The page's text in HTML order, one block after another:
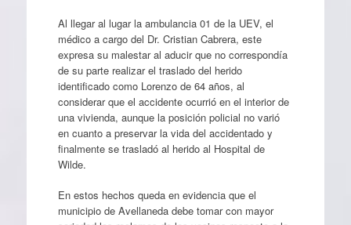
Al llegar al lugar la ambulancia 01 de la UEV, el
médico a cargo del Dr. Cristian Cabrera, este
expresa su malestar al aducir que no correspondía
de su parte realizar el traslado del herido
identificado como Lorenzo de 64 años, al
considerar que el accidente ocurrió en el interior de
una vivienda, aunque la posición policial no varió
en cuanto a preservar la vida del accidentado y
finalmente se trasladó al herido al Hospital de
Wilde.
En estos hechos queda en evidencia que el
municipio de Avellaneda debe tomar con mayor